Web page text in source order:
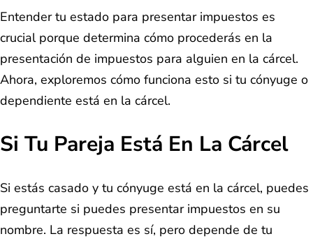
Entender tu estado para presentar impuestos es
crucial porque determina cómo procederás en la
presentación de impuestos para alguien en la cárcel.
Ahora, exploremos cómo funciona esto si tu cónyuge o
dependiente está en la cárcel.
Si Tu Pareja Está En La Cárcel
Si estás casado y tu cónyuge está en la cárcel, puedes
preguntarte si puedes presentar impuestos en su
nombre. La respuesta es sí, pero depende de tu